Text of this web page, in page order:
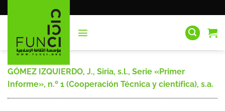
al
GÓMEZ IZQUIERDO, J., Siria, s.l., Serie «Primer
Informe», n.º 1 (Cooperación Técnica y científica), s.a.